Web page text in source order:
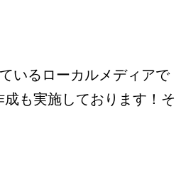
いるローカルメディアで
も実施しております！そ